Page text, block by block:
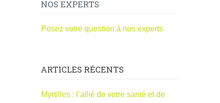
NOS EXPERTS
Posez votre question à nos experts
ARTICLES RÉCENTS
Myrtilles : l’allié de votre santé et de